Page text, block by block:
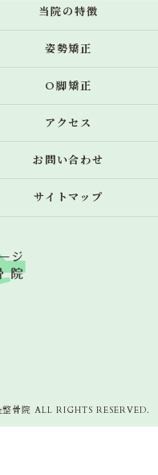
当院の特徴
姿勢矯正
O脚矯正
アクセス
お問い合わせ
サイトマップ
骨院 ALL RIGHTS RESERVED.